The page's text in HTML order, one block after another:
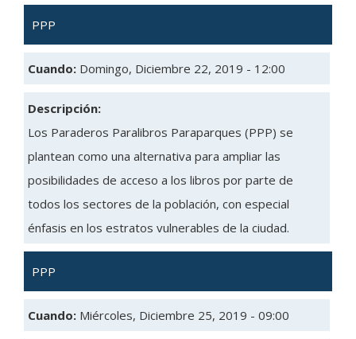
PPP
Cuando: Domingo, Diciembre 22, 2019 - 12:00
Descripción:
Los Paraderos Paralibros Paraparques (PPP) se
plantean como una alternativa para ampliar las
posibilidades de acceso a los libros por parte de
todos los sectores de la población, con especial
énfasis en los estratos vulnerables de la ciudad.
PPP
Cuando: Miércoles, Diciembre 25, 2019 - 09:00